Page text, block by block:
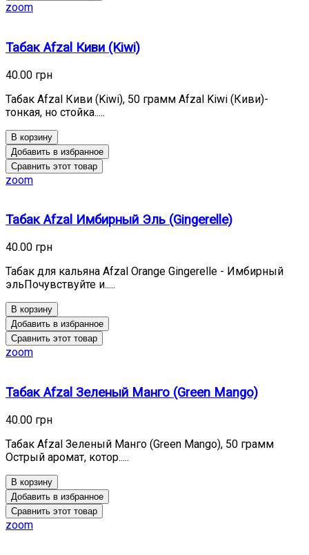
zoom
Табак Afzal Киви (Kiwi)
40.00 грн
Табак Afzal Киви (Kiwi), 50 грамм Afzal Kiwi (Киви)-
тонкая, но стойка.....
В корзину
Добавить в избранное
Сравнить этот товар
zoom
Табак Afzal Имбирный Эль (Gingerelle)
40.00 грн
Табак для кальяна Afzal Orange Gingerelle - Имбирный
эльПочувствуйте и.....
В корзину
Добавить в избранное
Сравнить этот товар
zoom
Табак Afzal Зеленый Манго (Green Mango)
40.00 грн
Табак Afzal Зеленый Манго (Green Mango), 50 грамм
Острый аромат, котор.....
В корзину
Добавить в избранное
Сравнить этот товар
zoom